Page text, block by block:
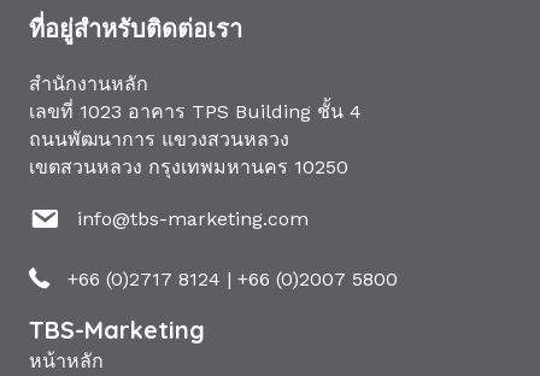
ที่อยู่สำหรับติดต่อเรา
สำนักงานหลัก
เลขที่ 1023 อาคาร TPS Building ชั้น 4
ถนนพัฒนาการ แขวงสวนหลวง
เขตสวนหลวง กรุงเทพมหานคร 10250
info@tbs-marketing.com
+66 (0)2717 8124 | +66 (0)2007 5800
TBS-Marketing
หน้าหลัก